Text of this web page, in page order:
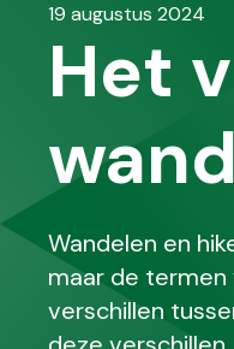
19 augustus 2024
Het
Wandelen en
maar de termen
verschillen